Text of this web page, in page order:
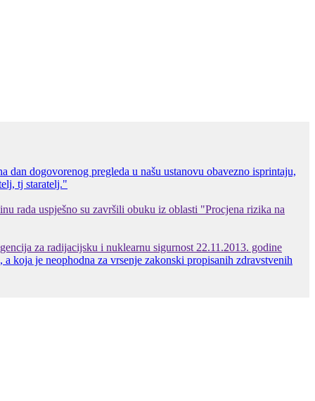
dan dogovorenog pregleda u našu ustanovu obavezno isprintaju,
tj staratelj."
rada uspješno su završili obuku iz oblasti "Procjena rizika na
za radijacijsku i nuklearnu sigurnost 22.11.2013. godine
koja je neophodna za vrsenje zakonski propisanih zdravstvenih